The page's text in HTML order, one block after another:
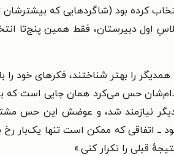
کرده بود (شاگردهایی که بیشترشان
اول دبیرستان، فقط همین پنج‌تا
را بهتر شناختند، فکرهای خود را
حس می‌کرد همان جایی است که
نیازمند شد، و عوضش این حس
ــ اتفاقی که ممکن است تنها یک‌بار
قبلی را تکرار کنی.»